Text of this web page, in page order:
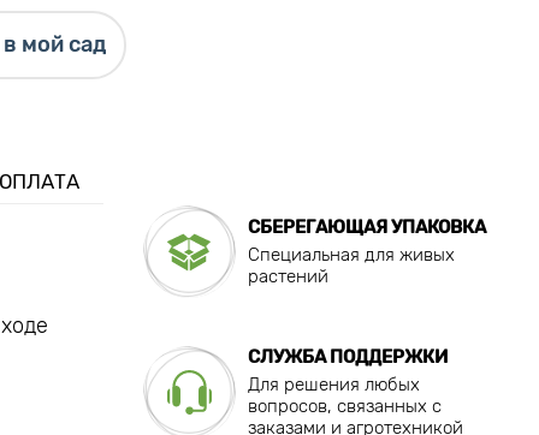
мой сад
СБЕРЕГАЮЩАЯ УПАКОВКА
Специальная для живых
растений
СЛУЖБА ПОДДЕРЖКИ
Для решения любых
вопросов, связанных с
заказами и агротехникой